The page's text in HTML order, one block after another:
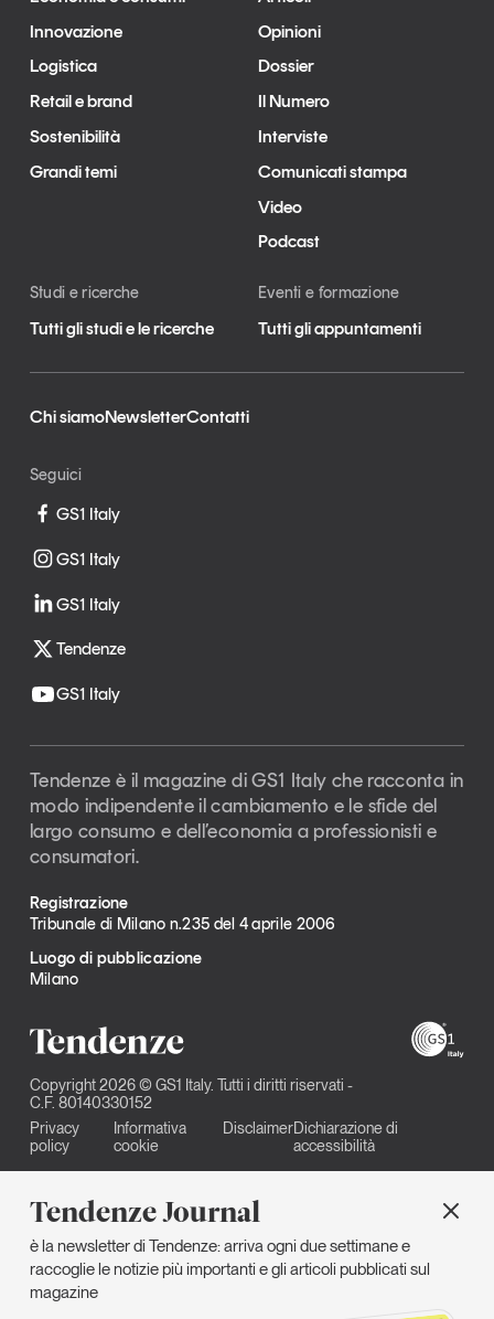
Tendenze Journal
è la newsletter di Tendenze: arriva ogni due settimane e
raccoglie le notizie più importanti e gli articoli pubblicati sul
magazine
Innovazione
Logistica
Retail e brand
Sostenibilità
Grandi temi
Opinioni
Dossier
Il Numero
Interviste
Comunicati stampa
Video
Podcast
Studi e ricerche
Tutti gli studi e le ricerche
Eventi e formazione
Tutti gli appuntamenti
Chi siamoNewsletterContatti
Seguici
GS1 Italy
GS1 Italy
GS1 Italy
Tendenze
GS1 Italy
Tendenze è il magazine di GS1 Italy che racconta in
modo indipendente il cambiamento e le sfide del
largo consumo e dell’economia a professionisti e
consumatori.
Registrazione
Tribunale di Milano n.235 del 4 aprile 2006
Luogo di pubblicazione
Milano
Copyright 2026 © GS1 Italy. Tutti i diritti riservati -
C.F. 80140330152
Privacy
policy
Informativa
cookie
DisclaimerDichiarazione di
accessibilità